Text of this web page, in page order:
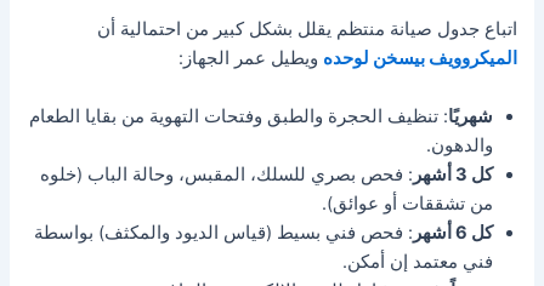
اتباع جدول صيانة منتظم يقلل بشكل كبير من احتمالية أن
الميكروويف بيسخن لوحده ويطيل عمر الجهاز:
شهريًا: تنظيف الحجرة والطبق وفتحات التهوية من بقايا الطعام
والدهون.
كل 3 أشهر
: فحص بصري للسلك، المقبس، وحالة الباب (خلوه
من تشققات أو عوائق).
كل 6 أشهر
: فحص فني بسيط (قياس الديود والمكثف) بواسطة
فني معتمد إن أمكن.